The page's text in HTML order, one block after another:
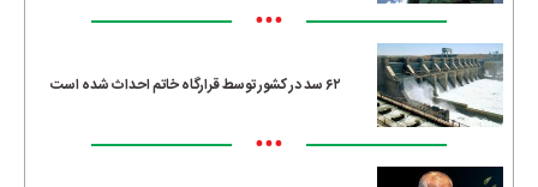
•••
۶۲ سد در کشور توسط قرارگاه خاتم احداث شده است
•••